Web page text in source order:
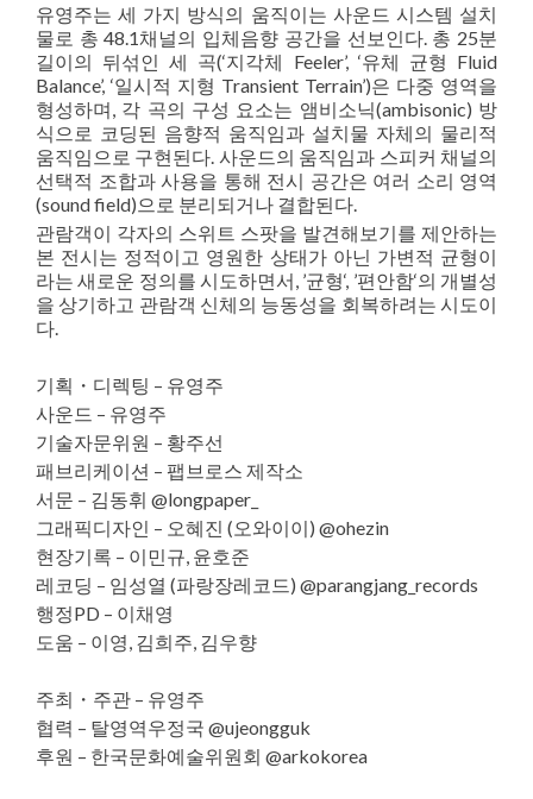
유영주는 세 가지 방식의 움직이는 사운드 시스템 설치
물로 총 48.1채널의 입체음향 공간을 선보인다. 총 25분
길이의 뒤섞인 세 곡(‘지각체 Feeler’, ‘유체 균형 Fluid
Balance’, ‘일시적 지형 Transient Terrain’)은 다중 영역을
형성하며, 각 곡의 구성 요소는 앰비소닉(ambisonic) 방
식으로 코딩된 음향적 움직임과 설치물 자체의 물리적
움직임으로 구현된다. 사운드의 움직임과 스피커 채널의
선택적 조합과 사용을 통해 전시 공간은 여러 소리 영역
(sound field)으로 분리되거나 결합된다.
관람객이 각자의 스위트 스팟을 발견해보기를 제안하는
본 전시는 정적이고 영원한 상태가 아닌 가변적 균형이
라는 새로운 정의를 시도하면서, ’균형‘, ’편안함‘의 개별성
을 상기하고 관람객 신체의 능동성을 회복하려는 시도이
다.
기획・디렉팅 – 유영주
사운드 – 유영주
기술자문위원 – 황주선
패브리케이션 – 팹브로스 제작소
서문 – 김동휘 @longpaper_
그래픽디자인 – 오혜진 (오와이이) @ohezin
현장기록 – 이민규, 윤호준
레코딩 – 임성열 (파랑장레코드) @parangjang_records
행정PD – 이채영
도움 – 이영, 김희주, 김우향
주최・주관 – 유영주
협력 – 탈영역우정국 @ujeongguk
후원 – 한국문화예술위원회 @arkokorea